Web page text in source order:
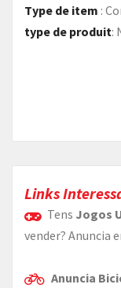
Type de item :
type de produit:
Links
Tens Jogos
vender? Anuncia
Anuncia